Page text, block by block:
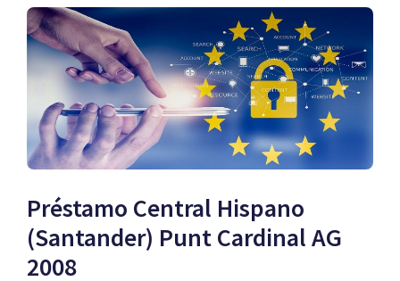
Préstamo Central Hispano
(Santander) Punt Cardinal AG
2008